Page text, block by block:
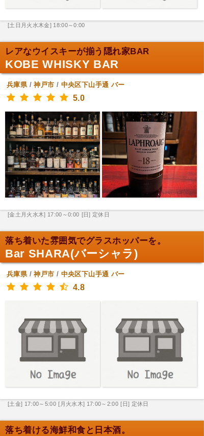
[土日月火水木金] 18:00～0:00
レアなウイスキーが揃う隠れ家BAR
KOBE WHISKY BAR
兵庫県/神戸市 / 中央区下山手通 バー
5.0
[金土月火水木] 17:00～0:00 [日] 定休日
落ち着いた雰囲気でグラスホッパーを。
Bar SHARA(バーシャラ)
兵庫県/神戸市 / 中央区下山手通 バー
4.8
[土金] 17:00～5:00 [月火水木] 17:00～2:00 [日] 定休日
落ち着ける海鮮和食と日本酒。